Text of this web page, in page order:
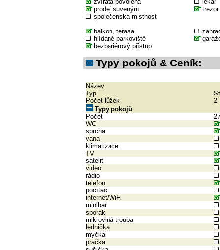
zvířata povolena
lékař
prodej suvenýrů
trezor
společenská místnost
balkon, terasa
hlídané parkoviště
bezbariérový přístup
Typy pokojů & Ceník:
Název
Typ
Počet lůžek
2
Typy pokojů
Počet
27
WC
sprcha
vana
klimatizace
TV
satelit
video
rádio
telefon
počítač
internet/WiFi
minibar
sporák
mikrovlná trouba
lednička
myčka
pračka